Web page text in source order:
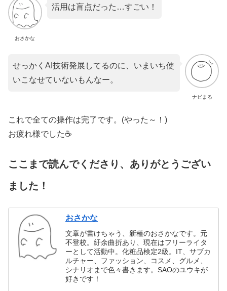
おさかな
活用は盲点だった…すごい！
ナビまる
せっかくAI技術発展してるのに、いまいち使
いこなせていないもんなー。
これで全ての操作は完了です。(やった～！)
お疲れ様でした☕
ここまで読んでくださり、ありがとうござい
ました！
おさかな
文章が書けちゃう、新種のおさかなです。元
不登校。紆余曲折あり、現在はフリーライタ
ーとして活動中。化粧品検定2級。IT、サブカ
ルチャー、ファッション、コスメ、グルメ、
シナリオまで色々書きます。SAOのユウキが
好きです！